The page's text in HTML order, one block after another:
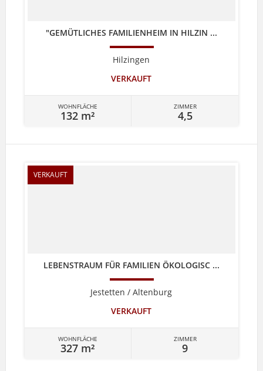
"GEMÜTLICHES FAMILIENHEIM IN HILZIN ...
Hilzingen
VERKAUFT
WOHNFLÄCHE
132 m²
ZIMMER
4,5
VERKAUFT
LEBENSTRAUM FÜR FAMILIEN ÖKOLOGISC ...
Jestetten / Altenburg
VERKAUFT
WOHNFLÄCHE
327 m²
ZIMMER
9